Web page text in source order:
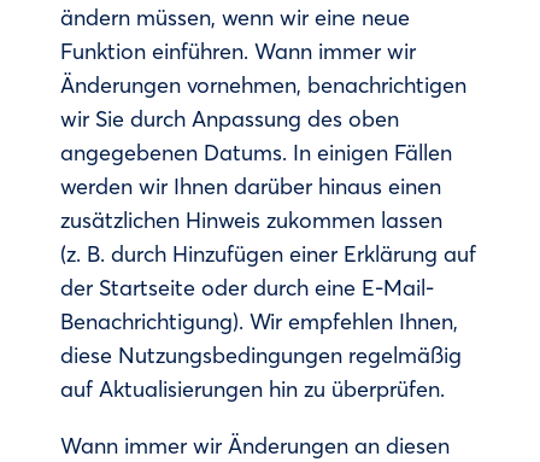
ändern müssen, wenn wir eine neue
Funktion einführen. Wann immer wir
Änderungen vornehmen, benachrichtigen
wir Sie durch Anpassung des oben
angegebenen Datums. In einigen Fällen
werden wir Ihnen darüber hinaus einen
zusätzlichen Hinweis zukommen lassen
(z. B. durch Hinzufügen einer Erklärung auf
der Startseite oder durch eine E-Mail-
Benachrichtigung). Wir empfehlen Ihnen,
diese Nutzungsbedingungen regelmäßig
auf Aktualisierungen hin zu überprüfen.
Wann immer wir Änderungen an diesen